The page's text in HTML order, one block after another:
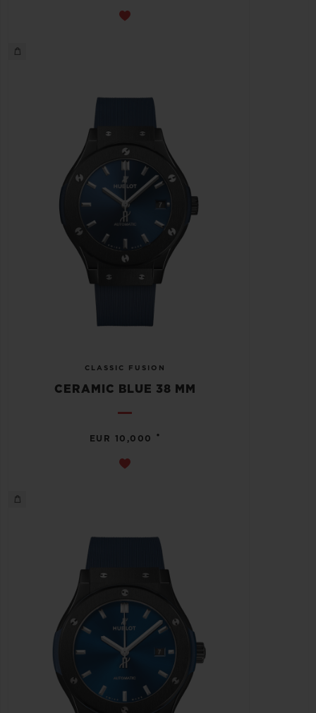
CLASSIC FUSION
CERAMIC BLUE 38 MM
EUR 10,000 •